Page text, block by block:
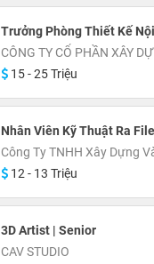
Trưởng Phòng Thiết Kế
CÔNG TY CỔ PHẦN XÂY
15 - 25 Triệu
Nhân Viên Kỹ Thuật Ra
Công Ty TNHH Xây Dựng
12 - 13 Triệu
3D Artist | Senior
CAV STUDIO